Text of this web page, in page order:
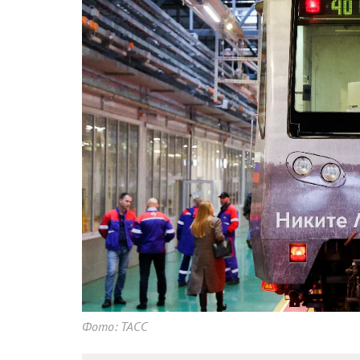
Фото: ТАСС